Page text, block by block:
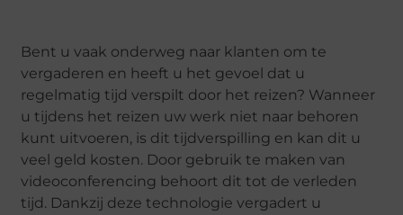
Bent u vaak onderweg naar klanten om te
vergaderen en heeft u het gevoel dat u
regelmatig tijd verspilt door het reizen? Wanneer
u tijdens het reizen uw werk niet naar behoren
kunt uitvoeren, is dit tijdverspilling en kan dit u
veel geld kosten. Door gebruik te maken van
videoconferencing behoort dit tot de verleden
tijd. Dankzij deze technologie vergadert u